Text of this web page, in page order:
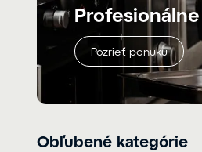
Pozrieť ponuku
Obľubené kategórie